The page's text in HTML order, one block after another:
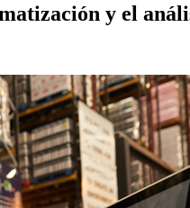
y el